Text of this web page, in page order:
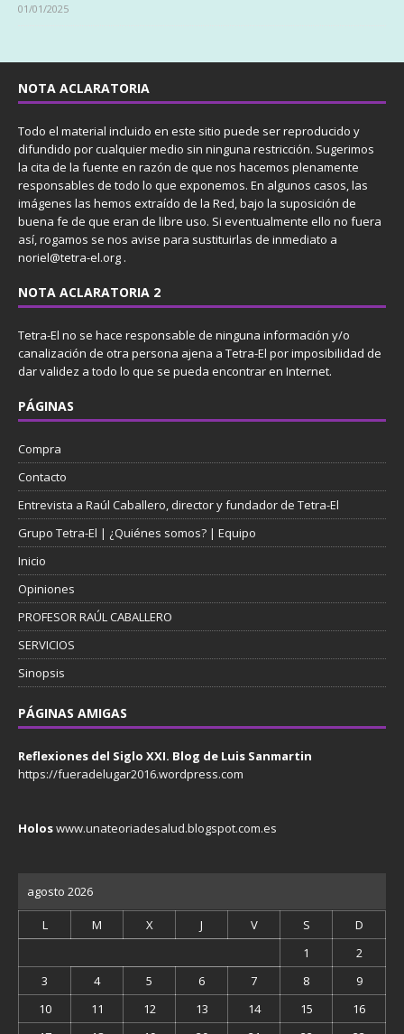
01/01/2025
NOTA ACLARATORIA
Todo el material incluido en este sitio puede ser reproducido y
difundido por cualquier medio sin ninguna restricción. Sugerimos
la cita de la fuente en razón de que nos hacemos plenamente
responsables de todo lo que exponemos. En algunos casos, las
imágenes las hemos extraído de la Red, bajo la suposición de
buena fe de que eran de libre uso. Si eventualmente ello no fuera
así, rogamos se nos avise para sustituirlas de inmediato a
noriel@tetra-el.org .
NOTA ACLARATORIA 2
Tetra-El no se hace responsable de ninguna información y/o
canalización de otra persona ajena a Tetra-El por imposibilidad de
dar validez a todo lo que se pueda encontrar en Internet.
PÁGINAS
Compra
Contacto
Entrevista a Raúl Caballero, director y fundador de Tetra-El
Grupo Tetra-El | ¿Quiénes somos? | Equipo
Inicio
Opiniones
PROFESOR RAÚL CABALLERO
SERVICIOS
Sinopsis
PÁGINAS AMIGAS
Reflexiones del Siglo XXI. Blog de Luis Sanmartin
https://fueradelugar2016.wordpress.com
Holoswww.unateoriadesalud.blogspot.com.es
agosto 2026
L M X J V S
D
1
2
3
4 5 6 7 8
9
10
11 12 13 14 15
16